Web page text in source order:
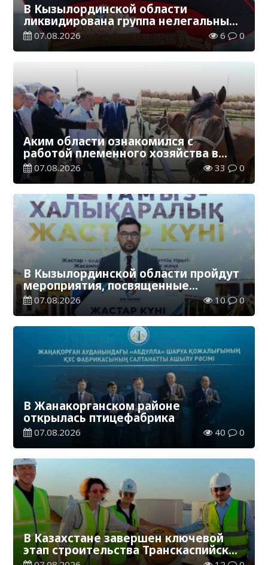
В Кызылординской области
ликвидирована группа нелегальных
добытчиков золота
07.08.2026 6 0
Аким области ознакомился с
работой племенного хозяйства в
Жанакорганском районе
07.08.2026 33 0
В Кызылординской области пройдут
мероприятия, посвященные
Международному дню молодежи
07.08.2026 10 0
В Жанакорганском районе
открылась птицефабрика
07.08.2026 40 0
В Казахстане завершен ключевой
этап строительства Транскаспийской
волоконно-оптической линии связи